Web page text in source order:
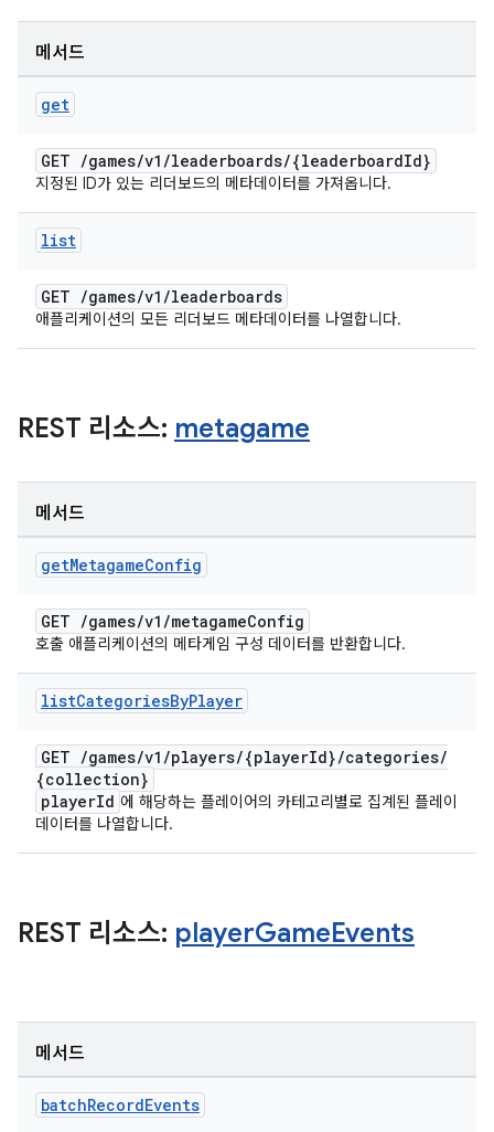
메서드
get
GET /games/v1 /leaderboards/{leaderboardId}
지정된 ID가 있는 리더보드의 메타데이터를 가져옵니다.
list
GET /games/v1 /leaderboards
애플리케이션의 모든 리더보드 메타데이터를 나열합니다.
REST 리소스: metagame
메서드
getMetagameConfig
GET /games/v1 /metagameConfig
호출 애플리케이션의 메타게임 구성 데이터를 반환합니다.
listCategoriesByPlayer
GET /games/v1 /players/{playerId}/categories/
{collection}
playerId 에 해당하는 플레이어의 카테고리별로 집계된 플레이
데이터를 나열합니다.
REST 리소스: playerGameEvents
메서드
batchRecordEvents